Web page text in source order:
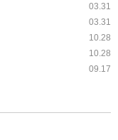
03.31
03.31
10.28
10.28
09.17